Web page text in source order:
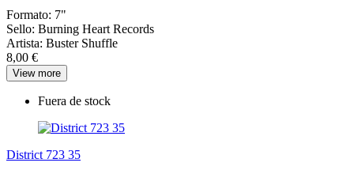
Formato: 7"
Sello: Burning Heart Records
Artista: Buster Shuffle
8,00 €
View more
Fuera de stock
District 723 35